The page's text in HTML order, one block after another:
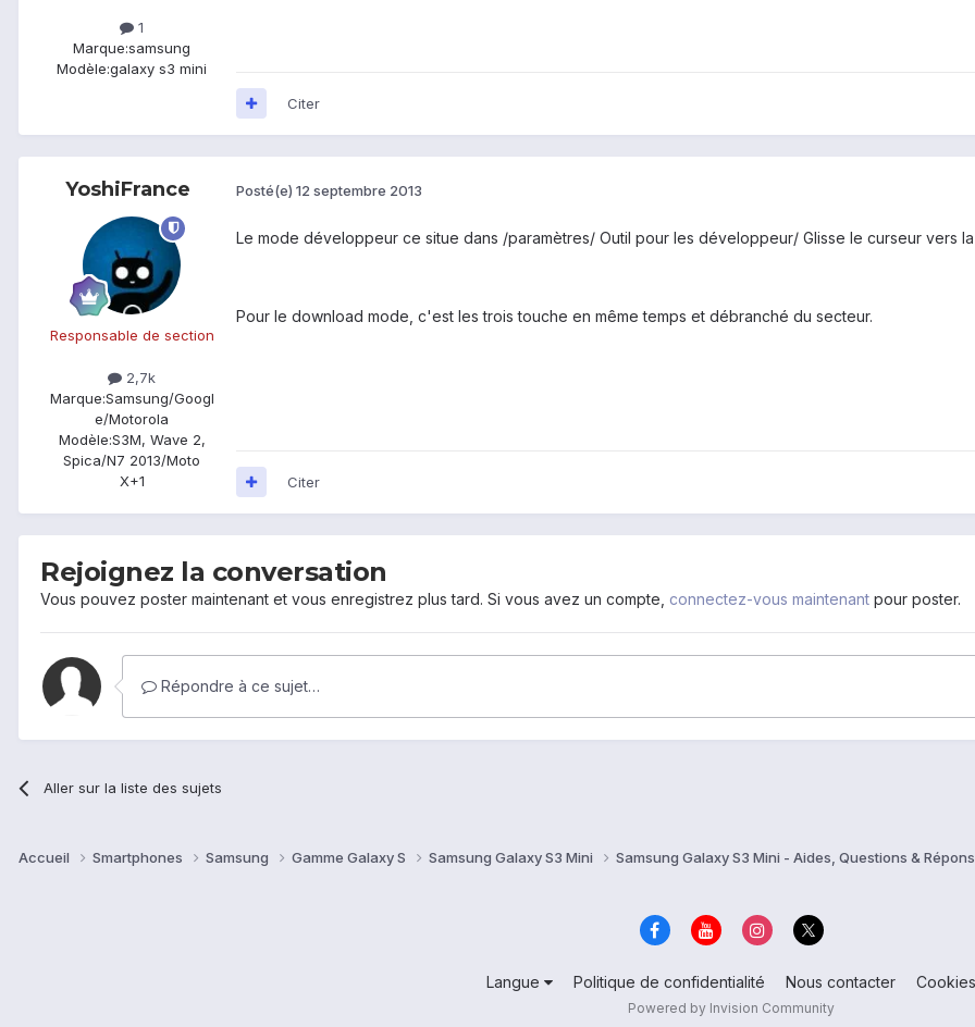
1
Marque:samsung
Modèle:galaxy s3 mini
Citer
YoshiFrance
Responsable de section
2,7k
Marque:Samsung/Googl
e/Motorola
Modèle:S3M, Wave 2,
Spica/N7 2013/Moto
X+1
Posté(e) 12 septembre 2013
Le mode développeur ce situe dans /paramètres/ Outil pour les développeur/ Glisse le curseur vers
Pour le download mode, c'est les trois touche en même temps et débranché du secteur.
Citer
Rejoignez la conversation
Vous pouvez poster maintenant et vous enregistrez plus tard. Si vous avez un compte, connectez-vous maintenant pour poster.
Répondre à ce sujet…
Aller sur la liste des sujets
Accueil Smartphones Samsung Gamme Galaxy S Samsung Galaxy S3 Mini Samsung Galaxy S3 Mini - Aides, Questions &
Langue Politique de confidentialité Nous contacter Cookies
Powered by Invision Community